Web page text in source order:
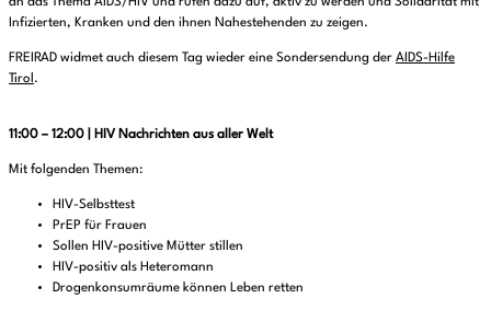
Infizierten, Kranken und den ihnen Nahestehenden zu zeigen.
FREIRAD widmet auch diesem Tag wieder eine Sondersendung der AIDS-Hilfe
Tirol .
11:00 – 12:00 | HIV Nachrichten aus aller Welt
Mit folgenden Themen:
HIV-Selbsttest
PrEP für Frauen
Sollen HIV-positive Mütter stillen
HIV-positiv als Heteromann
Drogenkonsumräume können Leben retten